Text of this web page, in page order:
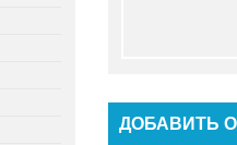
ДОБАВИТЬ